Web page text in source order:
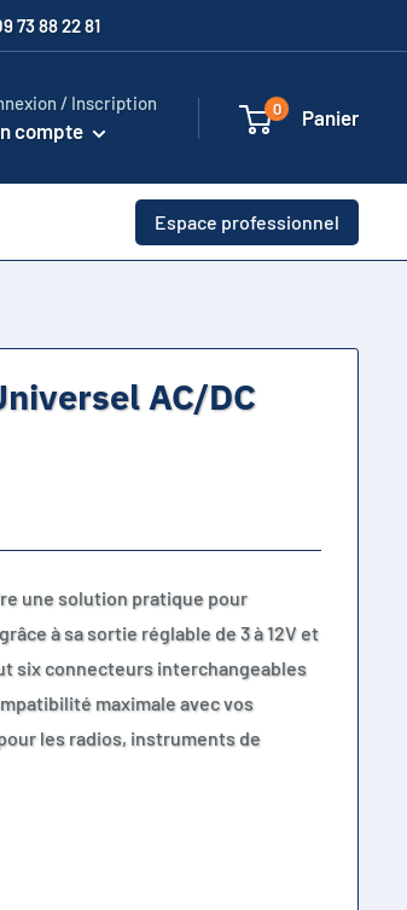
73 88 22 81
/ Inscription
compte
0 Panier
Espace professionnel
AC/DC
une solution pratique pour
à sa sortie réglable de 3 à 12V et
six connecteurs interchangeables
maximale avec vos
les radios, instruments de